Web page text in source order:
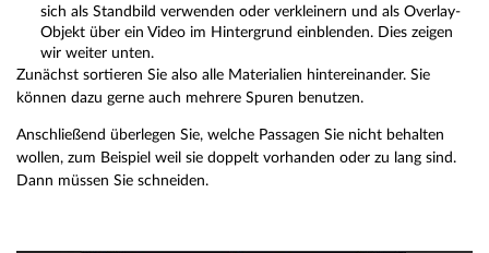
sich als Standbild verwenden oder verkleinern und als Overlay-
Objekt über ein Video im Hintergrund einblenden. Dies zeigen
wir weiter unten.
Zunächst sortieren Sie also alle Materialien hintereinander. Sie
können dazu gerne auch mehrere Spuren benutzen.
Anschließend überlegen Sie, welche Passagen Sie nicht behalten
wollen, zum Beispiel weil sie doppelt vorhanden oder zu lang sind.
Dann müssen Sie schneiden.